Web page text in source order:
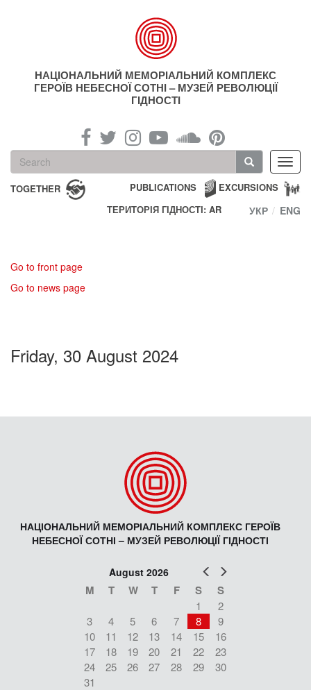
НАЦІОНАЛЬНИЙ МЕМОРІАЛЬНИЙ КОМПЛЕКС
ГЕРОЇВ НЕБЕСНОЇ СОТНІ – МУЗЕЙ РЕВОЛЮЦІЇ
ГІДНОСТІ
Search
form
Search
TOGETHER EXCURSIONS
PUBLICATIONS
ТЕРИТОРІЯ ГІДНОСТІ: AR
УКР ENG
Go to front page
Go to news page
Friday, 30 August 2024
НАЦІОНАЛЬНИЙ МЕМОРІАЛЬНИЙ КОМПЛЕКС ГЕРОЇВ
НЕБЕСНОЇ СОТНІ – МУЗЕЙ РЕВОЛЮЦІЇ ГІДНОСТІ
Prev
August 2026
M T W T F S S
1
2
3
4 5 6 7 8
9
10
11 12 13 14 15
16
17
18 19 20 21 22
23
24
25 26 27 28 29
30
31